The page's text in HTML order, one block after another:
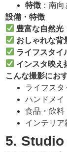
特徴 ：南
設備・特徴
豊富な自然光
おしゃれな背
ライフスタイ
インスタ映え
こんな撮影にお
ライフスタ
ハンドメイ
食品・飲料
インテリア
5. Studio